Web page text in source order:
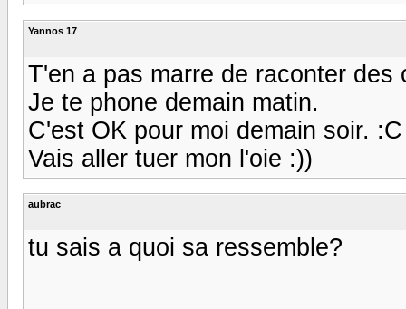
Yannos 17
T'en a pas marre de raconter
Je te phone demain matin.
C'est OK pour moi demain soir. :C
Vais aller tuer mon l'oie :))
aubrac
tu sais a quoi sa ressemble?